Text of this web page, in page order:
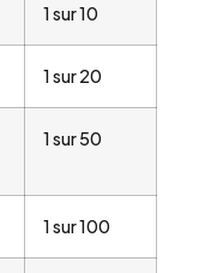
1 sur 10
1 sur 20
1 sur 50
1 sur 100